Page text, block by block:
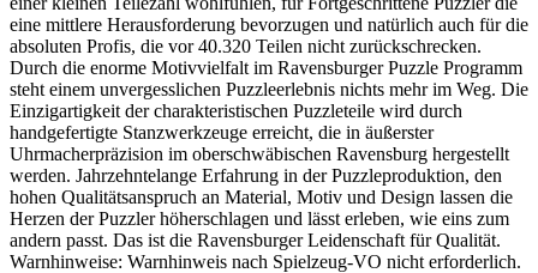
eine mittlere Herausforderung bevorzugen und natürlich auch für die
absoluten Profis, die vor 40.320 Teilen nicht zurückschrecken.
Durch die enorme Motivvielfalt im Ravensburger Puzzle Programm
steht einem unvergesslichen Puzzleerlebnis nichts mehr im Weg. Die
Einzigartigkeit der charakteristischen Puzzleteile wird durch
handgefertigte Stanzwerkzeuge erreicht, die in äußerster
Uhrmacherpräzision im oberschwäbischen Ravensburg hergestellt
werden. Jahrzehntelange Erfahrung in der Puzzleproduktion, den
hohen Qualitätsanspruch an Material, Motiv und Design lassen die
Herzen der Puzzler höherschlagen und lässt erleben, wie eins zum
andern passt. Das ist die Ravensburger Leidenschaft für Qualität.
Warnhinweise: Warnhinweis nach Spielzeug-VO nicht erforderlich.